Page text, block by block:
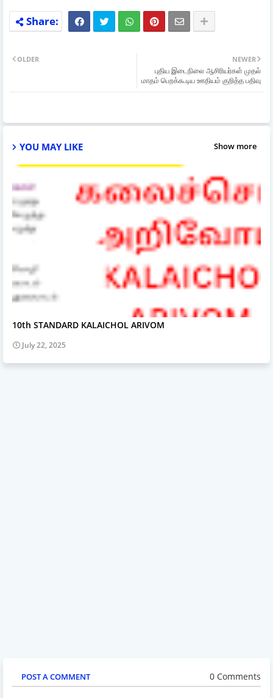
NEWER
புதிய இடைநிலை ஆசிரியர்கள் முதல்
மாதம் பெறக்கூடிய ஊதியம் குறித்த பதிவு
OLDER
YOU MAY LIKE Show more
10th STANDARD KALAICHOL ARIVOM
July 22, 2025
POST A COMMENT 0 Comments